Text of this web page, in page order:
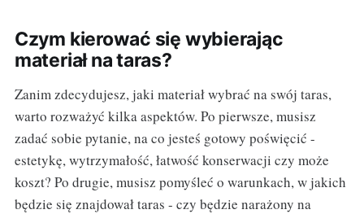
Czym kierować się wybierając
materiał na taras?
Zanim zdecydujesz, jaki materiał wybrać na swój taras,
warto rozważyć kilka aspektów. Po pierwsze, musisz
zadać sobie pytanie, na co jesteś gotowy poświęcić -
estetykę, wytrzymałość, łatwość konserwacji czy może
koszt? Po drugie, musisz pomyśleć o warunkach, w jakich
będzie się znajdował taras - czy będzie narażony na